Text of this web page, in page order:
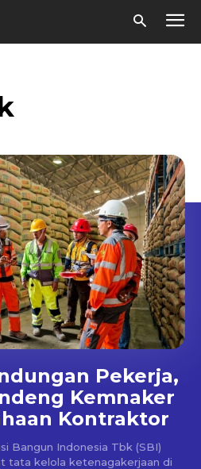
Pekerja,
Kemnaker
Kontraktor
Bangun Indonesia Tbk (SBI)
tata kelola ketenagakerjaan di